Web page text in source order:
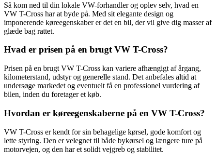
Så kom ned til din lokale VW-forhandler og oplev selv, hvad en
VW T-Cross har at byde på. Med sit elegante design og
imponerende køreegenskaber er det en bil, der vil give dig masser af
glæde bag rattet.
Hvad er prisen på en brugt VW T-Cross?
Prisen på en brugt VW T-Cross kan variere afhængigt af årgang,
kilometerstand, udstyr og generelle stand. Det anbefales altid at
undersøge markedet og eventuelt få en professionel vurdering af
bilen, inden du foretager et køb.
Hvordan er køreegenskaberne på en VW T-Cross?
VW T-Cross er kendt for sin behagelige kørsel, gode komfort og
lette styring. Den er velegnet til både bykørsel og længere ture på
motorvejen, og den har et solidt vejgreb og stabilitet.